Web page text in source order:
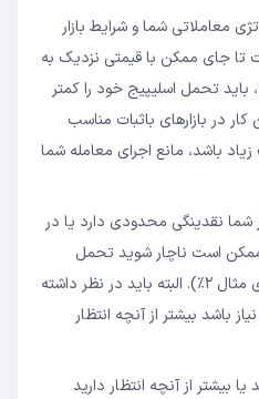
معاملاتی شما و شرایط بازار
تا جای ممکن با قیمتی نزدیک به
باید تحمل اسلیپیج خود را کمتر
(برای مثال ۰.۵٪). این کار در بازارهای باثبات مناسب
باشد، مانع اجرای معامله شما
شما نقدینگی محدودی دارد یا در
ممکن است ناچار شوید تحمل
اسلیپیج بیشتری تعیین کنید (برای مثال ۲٪). البته باید در نظر داشته
باشد بیشتر از آنچه انتظار
بیشتر از آنچه انتظار دارید